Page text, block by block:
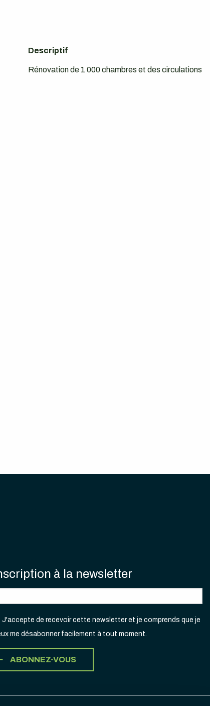
Descriptif
Rénovation de 1 000 chambres et des circulations
à la newsletter
J'accepte de recevoir cette newsletter et je comprends que je
me désabonner facilement à tout moment.
ABONNEZ-VOUS